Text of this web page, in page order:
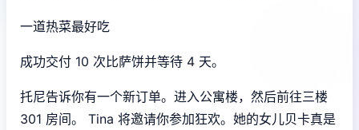
一道热菜最好吃
成功交付 10 次比萨饼并等待 4 天。
托尼告诉你有一个新订单。进入公寓楼，然后前往三楼
301 房间。 Tina 将邀请你参加狂欢。她的女儿贝卡真是